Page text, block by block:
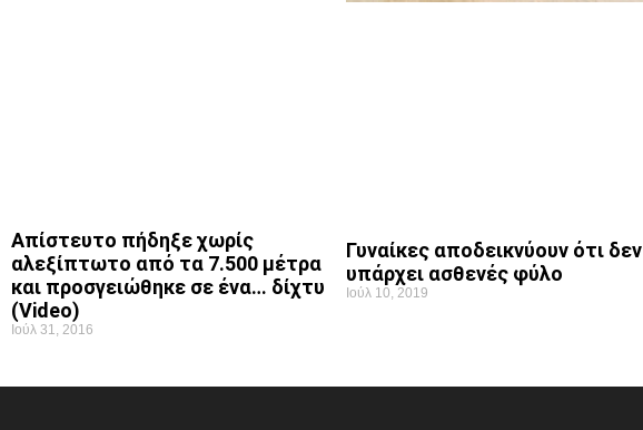
Απίστευτο πήδηξε χωρίς
αλεξίπτωτο από τα 7.500 μέτρα
και προσγειώθηκε σε ένα… δίχτυ
(Video)
Ιούλ 31, 2016
Γυναίκες αποδεικνύουν ότι δεν
υπάρχει ασθενές φύλο
Ιούλ 10, 2019